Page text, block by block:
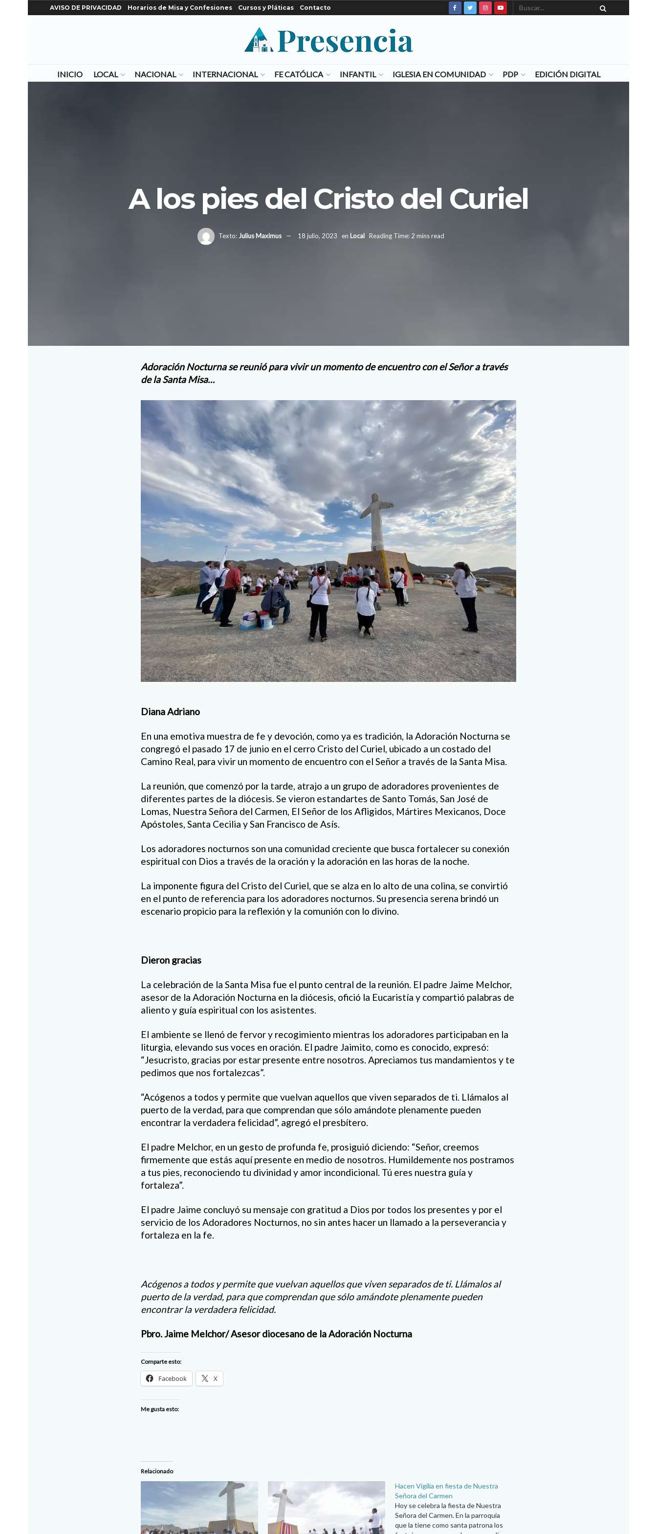
AVISO DE PRIVACIDAD Horarios de Misa y Confesiones Cursos y Pláticas Contacto
INICIO LOCAL NACIONAL INTERNACIONAL FE CATÓLICA INFANTIL IGLESIA EN COMUNIDAD PDP EDICIÓN DIGITAL
A los pies del Cristo del Curiel
Texto: Julius Maximus 18 julio, 2023 en Local Reading Time: 2 mins read
Adoración Nocturna se reunió para vivir un momento de encuentro con el Señor a través
de la Santa Misa…
Diana Adriano
En una emotiva muestra de fe y devoción, como ya es tradición, la Adoración Nocturna se
congregó el pasado 17 de junio en el cerro Cristo del Curiel, ubicado a un costado del
Camino Real, para vivir un momento de encuentro con el Señor a través de la Santa Misa.
La reunión, que comenzó por la tarde, atrajo a un grupo de adoradores provenientes de
diferentes partes de la diócesis. Se vieron estandartes de Santo Tomás, San José de
Lomas, Nuestra Señora del Carmen, El Señor de los Afligidos, Mártires Mexicanos, Doce
Apóstoles, Santa Cecilia y San Francisco de Asís.
Los adoradores nocturnos son una comunidad creciente que busca fortalecer su conexión
espiritual con Dios a través de la oración y la adoración en las horas de la noche.
La imponente figura del Cristo del Curiel, que se alza en lo alto de una colina, se convirtió
en el punto de referencia para los adoradores nocturnos. Su presencia serena brindó un
escenario propicio para la reflexión y la comunión con lo divino.
Dieron gracias
La celebración de la Santa Misa fue el punto central de la reunión. El padre Jaime Melchor,
asesor de la Adoración Nocturna en la diócesis, ofició la Eucaristía y compartió palabras de
aliento y guía espiritual con los asistentes.
El ambiente se llenó de fervor y recogimiento mientras los adoradores participaban en la
liturgia, elevando sus voces en oración. El padre Jaimito, como es conocido, expresó:
“Jesucristo, gracias por estar presente entre nosotros. Apreciamos tus mandamientos y te
pedimos que nos fortalezcas”.
“Acógenos a todos y permite que vuelvan aquellos que viven separados de ti. Llámalos al
puerto de la verdad, para que comprendan que sólo amándote plenamente pueden
encontrar la verdadera felicidad”, agregó el presbítero.
El padre Melchor, en un gesto de profunda fe, prosiguió diciendo: “Señor, creemos
firmemente que estás aquí presente en medio de nosotros. Humildemente nos postramos
a tus pies, reconociendo tu divinidad y amor incondicional. Tú eres nuestra guía y
fortaleza”.
El padre Jaime concluyó su mensaje con gratitud a Dios por todos los presentes y por el
servicio de los Adoradores Nocturnos, no sin antes hacer un llamado a la perseverancia y
fortaleza en la fe.
Acógenos a todos y permite que vuelvan aquellos que viven separados de ti. Llámalos al
puerto de la verdad, para que comprendan que sólo amándote plenamente pueden
encontrar la verdadera felicidad.
Pbro. Jaime Melchor/ Asesor diocesano de la Adoración Nocturna
Comparte esto:
Facebook X
Me gusta esto:
Relacionado
Hacen Vigilia en fiesta de Nuestra
Señora del Carmen
Hoy se celebra la fiesta de Nuestra
Señora del Carmen. En la parroquia
que la tiene como santa patrona los